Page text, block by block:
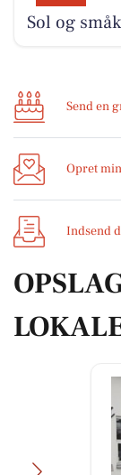
Sol og
Send en
Opret
Indsend